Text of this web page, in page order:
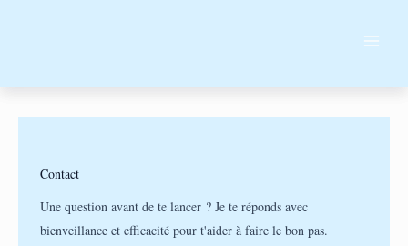
Contact
Une question avant de te lancer ? Je te réponds avec
bienveillance et efficacité pour t'aider à faire le bon pas.